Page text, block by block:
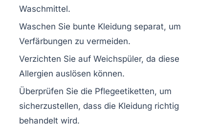
Waschmittel.
Waschen Sie bunte Kleidung separat, um
Verfärbungen zu vermeiden.
Verzichten Sie auf Weichspüler, da diese
Allergien auslösen können.
Überprüfen Sie die Pflegeetiketten, um
sicherzustellen, dass die Kleidung richtig
behandelt wird.